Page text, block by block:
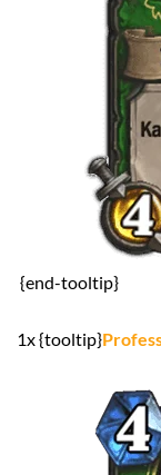
{end-tooltip}
1x {tooltip}